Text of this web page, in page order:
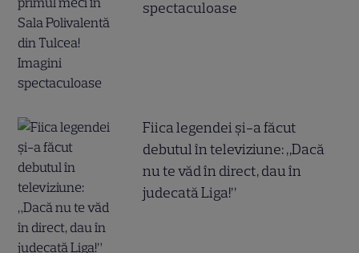
spectaculoase
Fiica legendei și-a făcut
debutul în televiziune: „Dacă
nu te văd în direct, dau în
judecată Liga!”